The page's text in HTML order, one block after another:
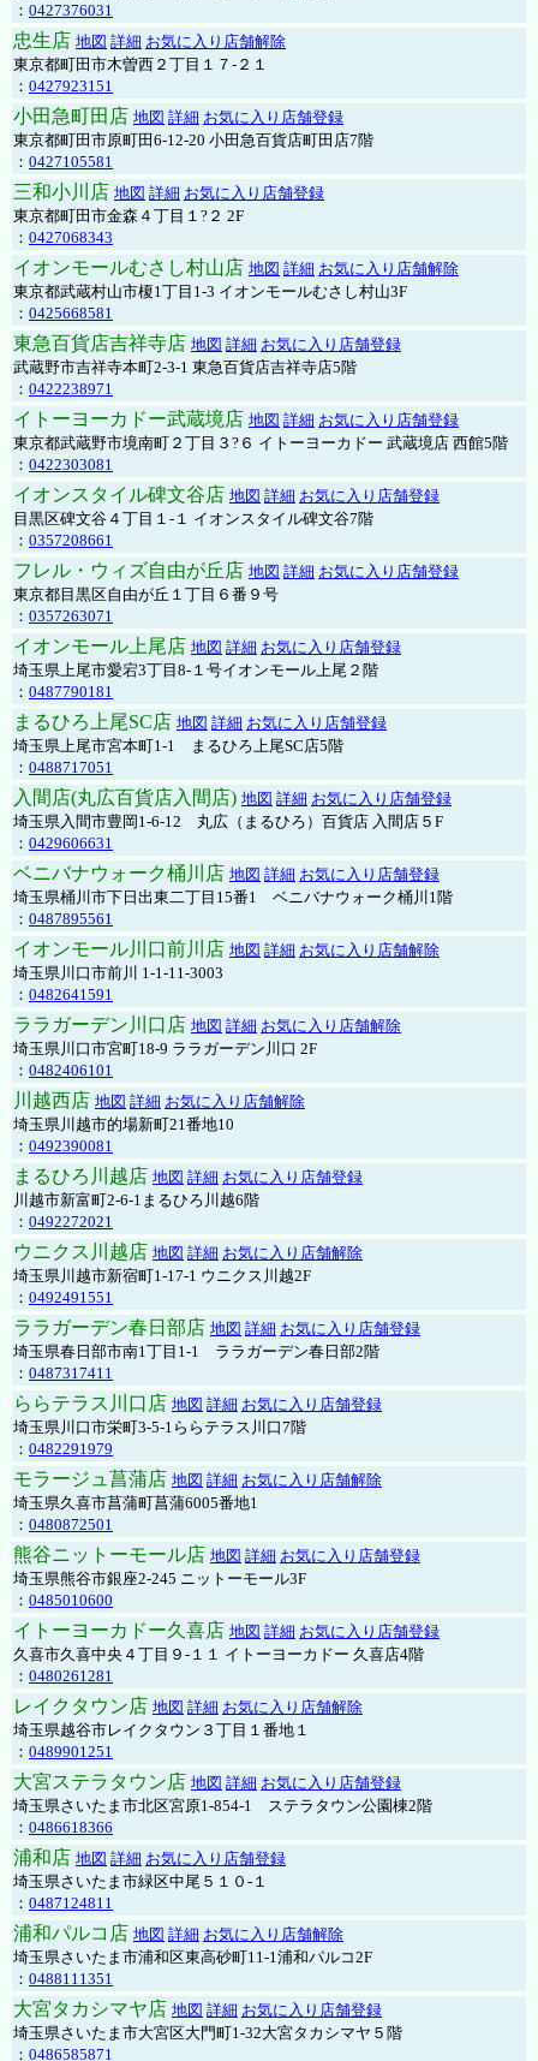
： 0427376031
忠生店 地図 詳細 お気に入り店舗解除
東京都町田市木曽西２丁目１７-２１
： 0427923151
小田急町田店 地図 詳細 お気に入り店舗登録
東京都町田市原町田6-12-20 小田急百貨店町田店7階
： 0427105581
三和小川店 地図 詳細 お気に入り店舗登録
東京都町田市金森４丁目１?２ 2F
： 0427068343
イオンモールむさし村山店 地図 詳細 お気に入り店舗解除
東京都武蔵村山市榎1丁目1-3 イオンモールむさし村山3F
： 0425668581
東急百貨店吉祥寺店 地図 詳細 お気に入り店舗登録
武蔵野市吉祥寺本町2-3-1 東急百貨店吉祥寺店5階
： 0422238971
イトーヨーカドー武蔵境店 地図 詳細 お気に入り店舗登録
東京都武蔵野市境南町２丁目３?６ イトーヨーカドー 武蔵境店 西館5階
： 0422303081
イオンスタイル碑文谷店 地図 詳細 お気に入り店舗登録
目黒区碑文谷４丁目１-１ イオンスタイル碑文谷7階
： 0357208661
フレル・ウィズ自由が丘店 地図 詳細 お気に入り店舗登録
東京都目黒区自由が丘１丁目６番９号
： 0357263071
イオンモール上尾店 地図 詳細 お気に入り店舗登録
埼玉県上尾市愛宕3丁目8-１号イオンモール上尾２階
： 0487790181
まるひろ上尾SC店 地図 詳細 お気に入り店舗登録
埼玉県上尾市宮本町1-1 まるひろ上尾SC店5階
： 0488717051
入間店(丸広百貨店入間店) 地図 詳細 お気に入り店舗登録
埼玉県入間市豊岡1-6-12 丸広（まるひろ）百貨店 入間店５F
： 0429606631
ベニバナウォーク桶川店 地図 詳細 お気に入り店舗登録
埼玉県桶川市下日出東二丁目15番1 ベニバナウォーク桶川1階
： 0487895561
イオンモール川口前川店 地図 詳細 お気に入り店舗解除
埼玉県川口市前川 1-1-11-3003
： 0482641591
ララガーデン川口店 地図 詳細 お気に入り店舗解除
埼玉県川口市宮町18-9 ララガーデン川口 2F
： 0482406101
川越西店 地図 詳細 お気に入り店舗解除
埼玉県川越市的場新町21番地10
： 0492390081
まるひろ川越店 地図 詳細 お気に入り店舗登録
川越市新富町2-6-1まるひろ川越6階
： 0492272021
ウニクス川越店 地図 詳細 お気に入り店舗解除
埼玉県川越市新宿町1-17-1 ウニクス川越2F
： 0492491551
ララガーデン春日部店 地図 詳細 お気に入り店舗登録
埼玉県春日部市南1丁目1-1 ララガーデン春日部2階
： 0487317411
ららテラス川口店 地図 詳細 お気に入り店舗登録
埼玉県川口市栄町3-5-1ららテラス川口7階
： 0482291979
モラージュ菖蒲店 地図 詳細 お気に入り店舗解除
埼玉県久喜市菖蒲町菖蒲6005番地1
： 0480872501
熊谷ニットーモール店 地図 詳細 お気に入り店舗登録
埼玉県熊谷市銀座2-245 ニットーモール3F
： 0485010600
イトーヨーカドー久喜店 地図 詳細 お気に入り店舗登録
久喜市久喜中央４丁目９-１１ イトーヨーカドー 久喜店4階
： 0480261281
レイクタウン店 地図 詳細 お気に入り店舗解除
埼玉県越谷市レイクタウン３丁目１番地１
： 0489901251
大宮ステラタウン店 地図 詳細 お気に入り店舗登録
埼玉県さいたま市北区宮原1-854-1 ステラタウン公園棟2階
： 0486618366
浦和店 地図 詳細 お気に入り店舗登録
埼玉県さいたま市緑区中尾５１０-１
： 0487124811
浦和パルコ店 地図 詳細 お気に入り店舗解除
埼玉県さいたま市浦和区東高砂町11-1浦和パルコ2F
： 0488111351
大宮タカシマヤ店 地図 詳細 お気に入り店舗登録
埼玉県さいたま市大宮区大門町1-32大宮タカシマヤ５階
： 0486585871